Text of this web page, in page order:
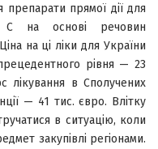
препарати прямої дії для
С на основі речовин
на ці ліки для України
рівня — 23
лікування в Сполучених
— 41 тис. євро. Влітку
в ситуацію, коли
закупівлі регіонами.